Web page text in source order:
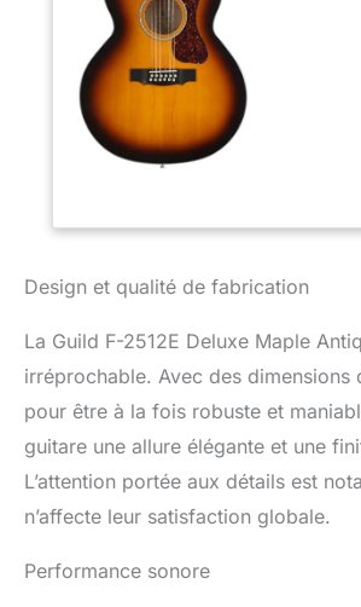
Design et qualité de fabrication
La Guild F-2512E Deluxe Maple
irréprochable. Avec des
pour être à la fois robuste et
guitare une allure élégante et une
L’attention portée aux détails est
n’affecte leur satisfaction globale.
Performance sonore